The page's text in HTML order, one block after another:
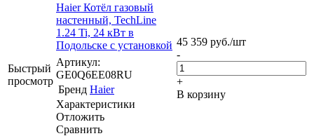
Быстрый
просмотр
Haier Котёл газовый
настенный, TechLine
1.24 Ti, 24 кВт в
Подольске с установкой
Артикул:
GE0Q6EE08RU
Бренд Haier
Характеристики
Отложить
Сравнить
45 359 руб./шт
-
+
В корзину